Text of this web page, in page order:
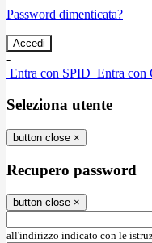
Password dimenticata?
-
Entra con SPID Entra con
Seleziona utente
button close ×
Recupero password
button close ×
all'indirizzo indicato con le